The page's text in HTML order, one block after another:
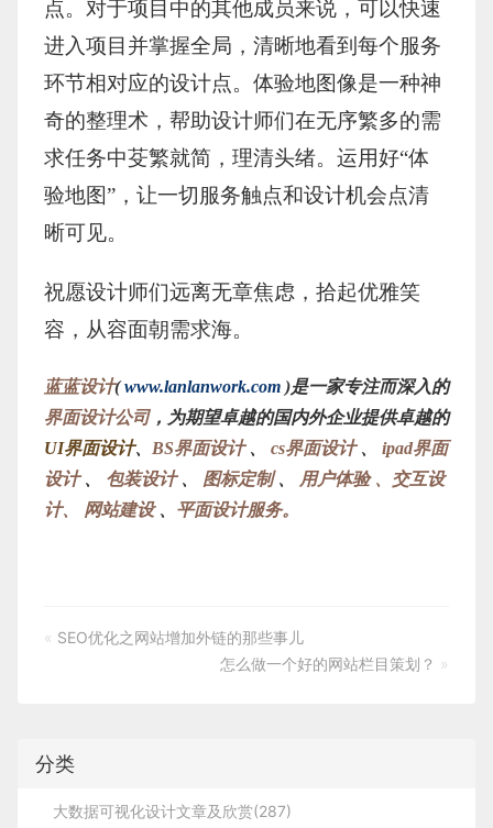
点。对于项目中的其他成员来说，可以快速
进入项目并掌握全局，清晰地看到每个服务
环节相对应的设计点。体验地图像是一种神
奇的整理术，帮助设计师们在无序繁多的需
求任务中芟繁就简，理清头绪。运用好“体
验地图”，让一切服务触点和设计机会点清
晰可见。
祝愿设计师们远离无章焦虑，拾起优雅笑
容，从容面朝需求海。
蓝蓝设计(www.lanlanwork.com )是一家专注而深入的
界面设计公司，为期望卓越的国内外企业提供卓越的
UI界面设计、 BS界面设计 、 cs界面设计 、 ipad界面
设计 、 包装设计 、 图标定制 、 用户体验 、交互设
计、 网站建设 、 平面设计服务。
« SEO优化之网站增加外链的那些事儿
怎么做一个好的网站栏目策划？ »
分类
大数据可视化设计文章及欣赏(287)